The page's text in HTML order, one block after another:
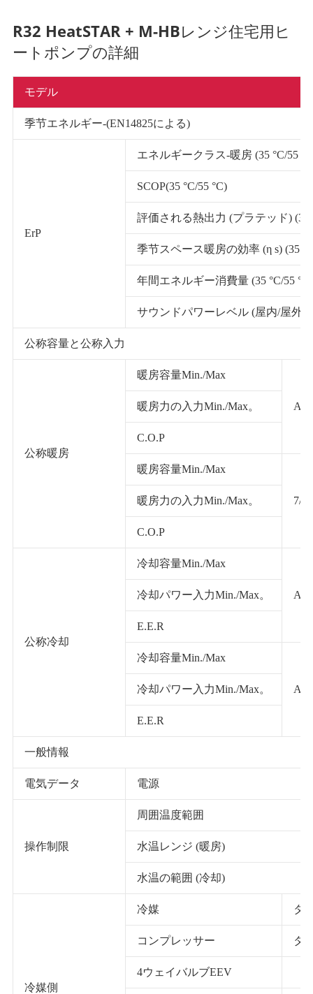
R32 HeatSTAR + M-HBレンジ住宅用ヒ
ートポンプの詳細
モデル
季节エネルギー-(EN14825による)
ErP
エネルギークラス-暖房 (35 °C/55
SCOP(35 °C/55 °C)
評価される熱出力 (プラテッド) (35
季节スペース暖房の効率 (η s) (35
年間エネルギー消費量 (35 °C/55 °C)
サウンドパワーレベル (屋内/屋外)
公称容量と公称入力
公称暖房
暖房容量Min./Max
A7/
暖房力の入力Min./Max。
C.O.P
暖房容量Min./Max
7/
暖房力の入力Min./Max。
C.O.P
公称冷却
冷却容量Min./Max
冷却パワー入力Min./Max。
E.E.R
冷却容量Min./Max
冷却パワー入力Min./Max。
E.E.R
一般情報
電気データ 電源
操作制限
周囲温度範囲
水温レンジ (暖房)
水温の範囲 (冷却)
冷媒側
冷媒 タ
コンプレッサー タ
4ウェイバルブEEV